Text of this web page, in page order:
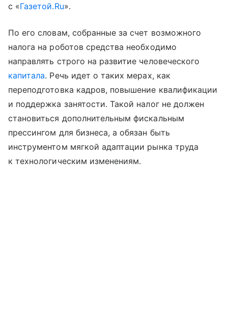
с «Газетой.Ru».
По его словам, собранные за счет возможного
налога на роботов средства необходимо
направлять строго на развитие человеческого
капитала. Речь идет о таких мерах, как
переподготовка кадров, повышение квалификации
и поддержка занятости. Такой налог не должен
становиться дополнительным фискальным
прессингом для бизнеса, а обязан быть
инструментом мягкой адаптации рынка труда
к технологическим изменениям.